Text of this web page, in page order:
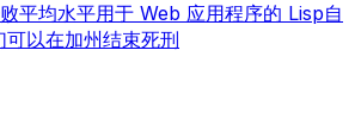
平均水平用于 Web 应用程序的 Lisp自
可以在加州结束死刑